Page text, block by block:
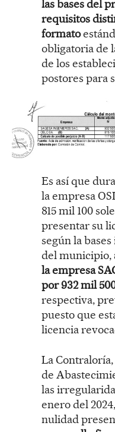
las bases del
requisitos
formato
obligatoria de
de los
postores para
Es así que
la empresa
815 mil 100
presentar su
según la
del municipio,
la empresa
por 932 mil
respectiva,
puesto que
licencia
La
de
las
enero del
nulidad